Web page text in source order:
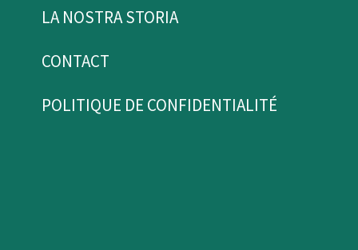
LA NOSTRA STORIA
CONTACT
POLITIQUE DE CONFIDENTIALITÉ